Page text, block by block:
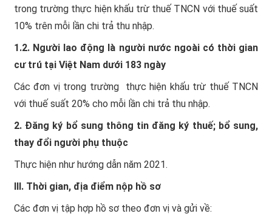
trong trường thực hiện khấu trừ thuế TNCN với thuế suất
10% trên mỗi lần chi trả thu nhập.
1.2. Người lao động là người nước ngoài có thời gian
cư trú tại Việt Nam dưới 183 ngày
Các đơn vị trong trường thực hiện khấu trừ thuế TNCN
với thuế suất 20% cho mỗi lần chi trả thu nhập.
2. Đăng ký bổ sung thông tin đăng ký thuế; bổ sung,
thay đổi người phụ thuộc
Thực hiện như hướng dẫn năm 2021.
III. Thời gian, địa điểm nộp hồ sơ
Các đơn vị tập hợp hồ sơ theo đơn vị và gửi về: